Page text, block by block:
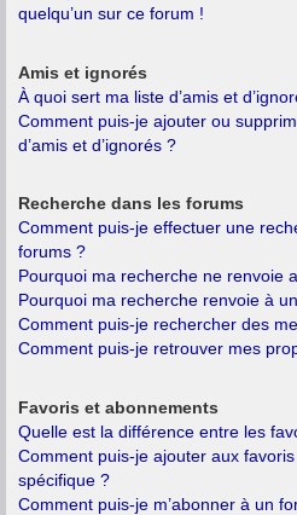
quelqu’un sur ce forum !
Amis et ignorés
À quoi sert ma liste d’amis et
Comment puis-je ajouter ou
d’amis et d’ignorés ?
Recherche dans les forums
Comment puis-je effectuer une
forums ?
Pourquoi ma recherche ne renvoie
Pourquoi ma recherche renvoie à
Comment puis-je rechercher des
Comment puis-je retrouver mes
Favoris et abonnements
Quelle est la différence entre les
Comment puis-je ajouter aux
spécifique ?
Comment puis-je m’abonner à un